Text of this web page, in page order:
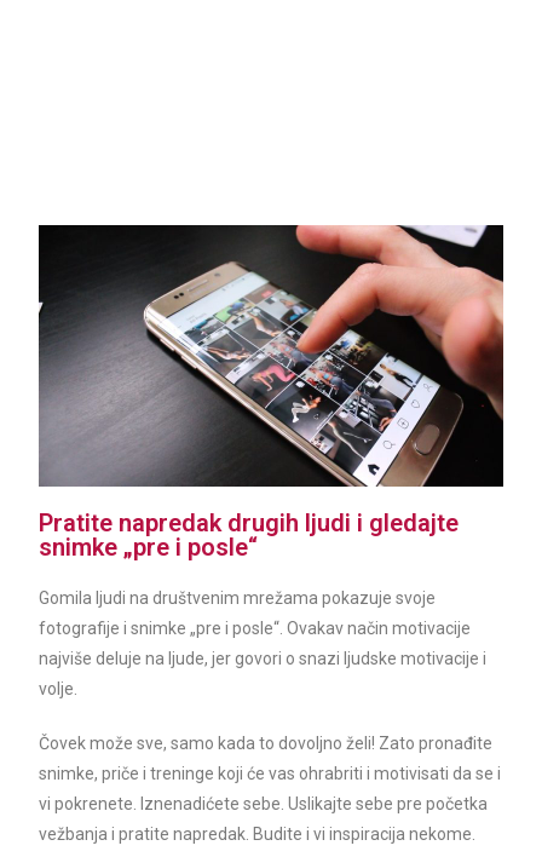
Pratite napredak drugih ljudi i gledajte
snimke „pre i posle“
Gomila ljudi na društvenim mrežama pokazuje svoje
fotografije i snimke „pre i posle“. Ovakav način motivacije
najviše deluje na ljude, jer govori o snazi ljudske motivacije i
volje.
Čovek može sve, samo kada to dovoljno želi! Zato pronađite
snimke, priče i treninge koji će vas ohrabriti i motivisati da se i
vi pokrenete. Iznenadićete sebe. Uslikajte sebe pre početka
vežbanja i pratite napredak. Budite i vi inspiracija nekome.